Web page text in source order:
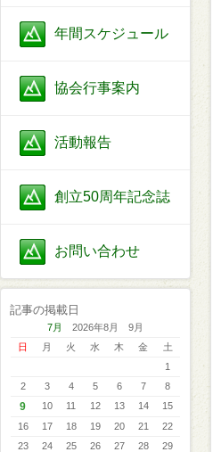
年間スケジュール
協会行事案内
活動報告
創立50周年記念誌
お問い合わせ
記事の掲載日
7月
2026年8月 9月
日
月 火 水 木 金
土
1
2
3 4 5 6 7 8
9 10 11 12 13 14
15
16
17 18 19 20 21
22
23
24 25 26 27 28
29